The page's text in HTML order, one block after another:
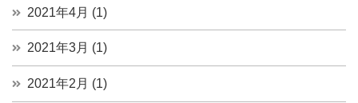
2021年4月 (1)
2021年3月 (1)
2021年2月 (1)